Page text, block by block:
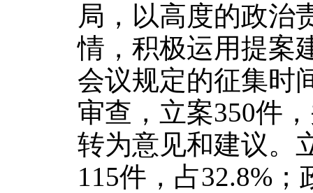
局，以高度的政治
情，积极运用提案
会议规定的征集时
审查，立案350件
转为意见和建议。
115件，占32.8%